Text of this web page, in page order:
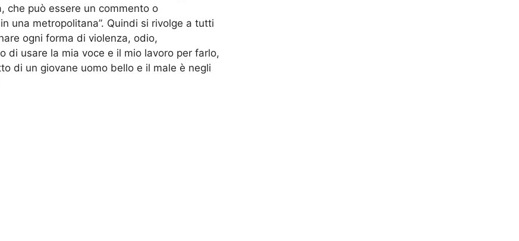
che può essere un commento o
una metropolitana”. Quindi si rivolge a tutti
ogni forma di violenza, odio,
di usare la mia voce e il mio lavoro per farlo,
di un giovane uomo bello e il male è negli